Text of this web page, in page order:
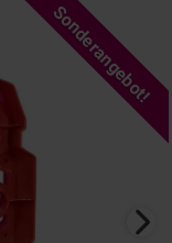
Sonderangebot!